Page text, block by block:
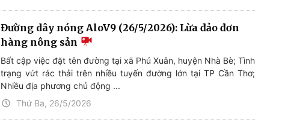
Đường dây nóng AloV9 (26/5/2026): Lừa đảo đơn
hàng nông sản
Bất cập việc đặt tên đường tại xã Phú Xuân, huyện Nhà Bè; Tình
trạng vứt rác thải trên nhiều tuyến đường lớn tại TP Cần Thơ;
Nhiều địa phương chủ động ...
Thứ Ba, 26/5/2026